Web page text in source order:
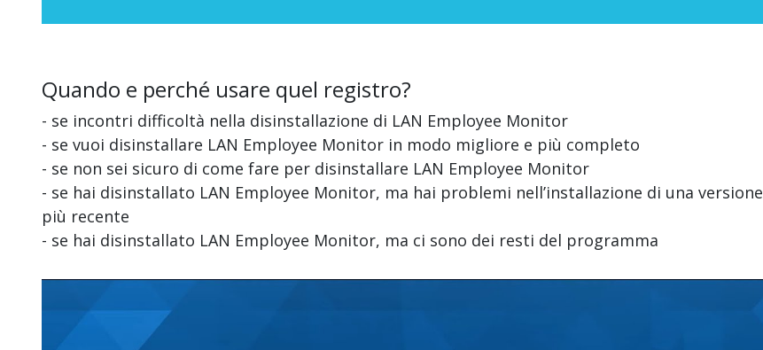
Quando e perché usare quel registro?
- se incontri difficoltà nella disinstallazione di LAN Employee Monitor
- se vuoi disinstallare LAN Employee Monitor in modo migliore e più completo
- se non sei sicuro di come fare per disinstallare LAN Employee Monitor
- se hai disinstallato LAN Employee Monitor, ma hai problemi nell’installazione di una versione
più recente
- se hai disinstallato LAN Employee Monitor, ma ci sono dei resti del programma